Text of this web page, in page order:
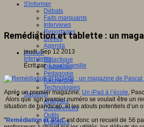
S'informer
Débats
Faits marquants
Interviews
Reportages
Brèves
Agenda
Innover
Didactique
Dispositifs
Pédagogie
Recherche
Technologies
Savoir(s)
Analyses
Conférences
Outils
Pratiques
Remédiation et tablette : un
jeudi, Sep 12 2013
Interviews
Écrit parLaval Camille
Après un premier magazine, Un iPad à l’école,
Alors que son premier numéro se voulait être un
situation de handicap, et les atouts potentiels d’un
"Remédiation et iPad" est donc un recueil de 56